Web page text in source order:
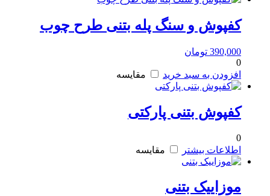
کفپوش و سنگ پله بتنی طرح چوب
390,000 تومان
0
افزودن به سبد خرید
مقایسه
کفپوش بتنی پارکتی
0
اطلاعات بیشتر
مقایسه
موزاییک بتنی